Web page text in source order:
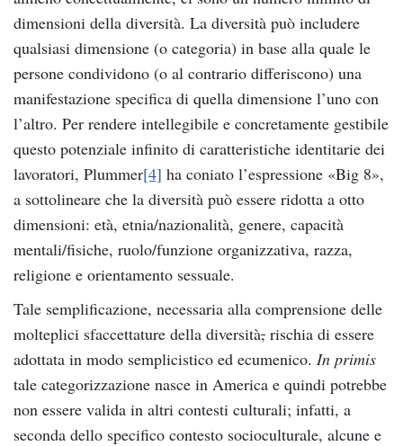
dimensioni della diversità. La diversità può includere
qualsiasi dimensione (o categoria) in base alla quale le
persone condividono (o al contrario differiscono) una
manifestazione specifica di quella dimensione l’uno con
l’altro. Per rendere intellegibile e concretamente gestibile
questo potenziale infinito di caratteristiche identitarie dei
lavoratori, Plummer[4] ha coniato l’espressione «Big 8»,
a sottolineare che la diversità può essere ridotta a otto
dimensioni: età, etnia/nazionalità, genere, capacità
mentali/fisiche, ruolo/funzione organizzativa, razza,
religione e orientamento sessuale.
Tale semplificazione, necessaria alla comprensione delle
molteplici sfaccettature della diversità, rischia di essere
adottata in modo semplicistico ed ecumenico. In primis
tale categorizzazione nasce in America e quindi potrebbe
non essere valida in altri contesti culturali; infatti, a
seconda dello specifico contesto socioculturale, alcune e